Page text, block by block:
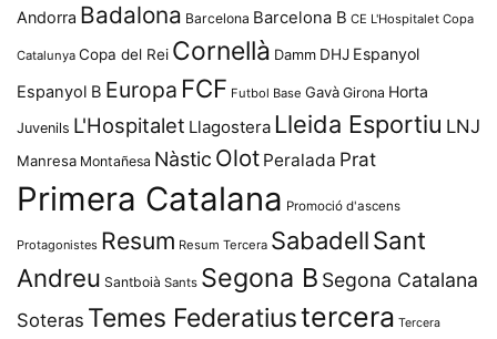
Andorra Badalona Barcelona Barcelona B CE L'Hospitalet Copa
Catalunya Copa del Rei Cornellà Damm DHJ Espanyol
Espanyol B Europa FCF Futbol Base Gavà Girona Horta
Juvenils L'Hospitalet Llagostera Lleida Esportiu LNJ
Manresa Montañesa Nàstic Olot Peralada Prat
Primera Catalana Promoció d'ascens
Protagonistes Resum Resum Tercera SabadellSant
Andreu Santboià Sants Segona B Segona Catalana
Soteras Temes Federatiustercera Tercera